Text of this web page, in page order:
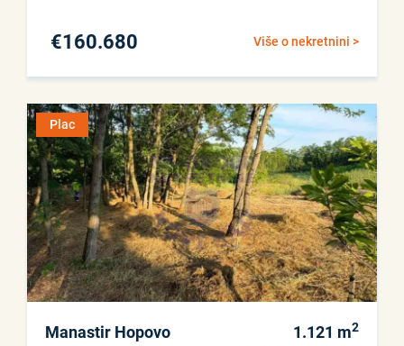
Više o nekretnini >
€160.680
Plac
Manastir Hopovo 1.121 m2